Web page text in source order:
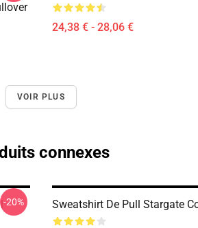
24,38 € - 28,06 €
VOIR PLUS
connexes
-20% Sweatshirt De Pull Stargate